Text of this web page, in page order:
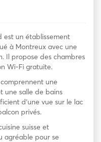
est un établissement
à Montreux avec une
Il propose des chambres
Wi-Fi gratuite.
une
une salle de bains
d’une vue sur le lac
privés.
suisse et
agréable pour se